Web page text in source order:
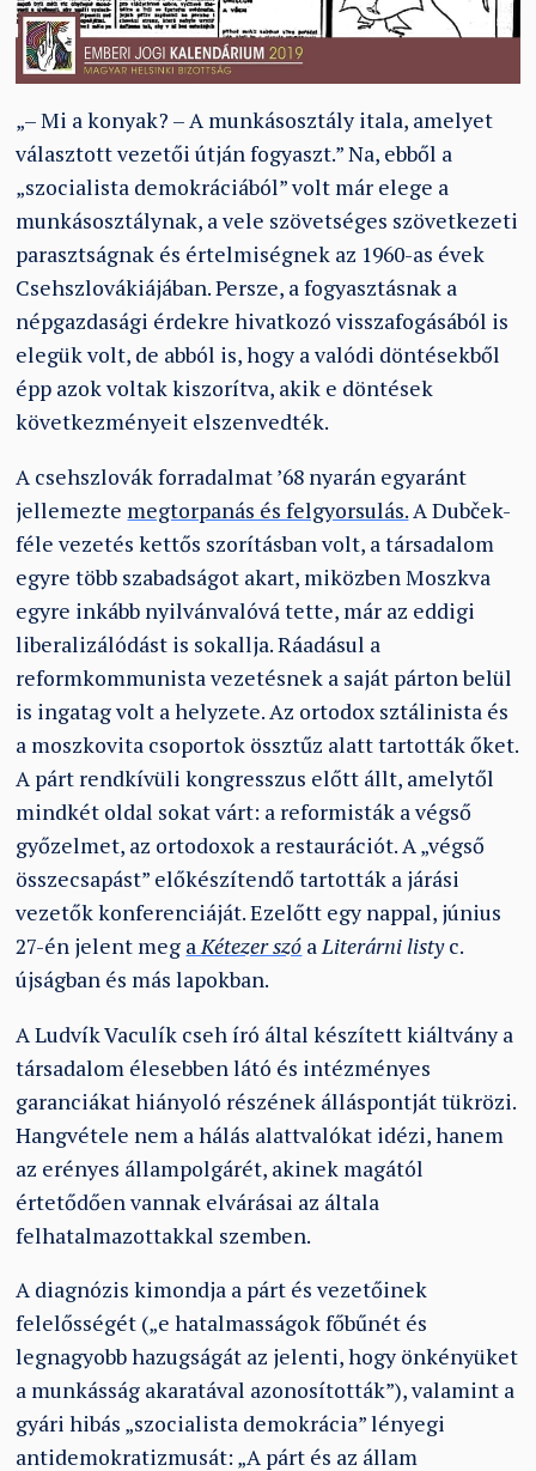
„– Mi a konyak? – A munkásosztály itala, amelyet
választott vezetői útján fogyaszt.” Na, ebből a
„szocialista demokráciából” volt már elege a
munkásosztálynak, a vele szövetséges szövetkezeti
parasztságnak és értelmiségnek az 1960-as évek
Csehszlovákiájában. Persze, a fogyasztásnak a
népgazdasági érdekre hivatkozó visszafogásából is
elegük volt, de abból is, hogy a valódi döntésekből
épp azok voltak kiszorítva, akik e döntések
következményeit elszenvedték.
A csehszlovák forradalmat ’68 nyarán egyaránt
jellemezte megtorpanás és felgyorsulás.A Dubček-
féle vezetés kettős szorításban volt, a társadalom
egyre több szabadságot akart, miközben Moszkva
egyre inkább nyilvánvalóvá tette, már az eddigi
liberalizálódást is sokallja. Ráadásul a
reformkommunista vezetésnek a saját párton belül
is ingatag volt a helyzete. Az ortodox sztálinista és
a moszkovita csoportok össztűz alatt tartották őket.
A párt rendkívüli kongresszus előtt állt, amelytől
mindkét oldal sokat várt: a reformisták a végső
győzelmet, az ortodoxok a restaurációt. A „végső
összecsapást” előkészítendő tartották a járási
vezetők konferenciáját. Ezelőtt egy nappal, június
27-én jelent meg aKétezer szó aLiterárni listyc.
újságban és más lapokban.
A Ludvík Vaculík cseh író által készített kiáltvány a
társadalom élesebben látó és intézményes
garanciákat hiányoló részének álláspontját tükrözi.
Hangvétele nem a hálás alattvalókat idézi, hanem
az erényes állampolgárét, akinek magától
értetődően vannak elvárásai az általa
felhatalmazottakkal szemben.
A diagnózis kimondja a párt és vezetőinek
felelősségét („e hatalmasságok főbűnét és
legnagyobb hazugságát az jelenti, hogy önkényüket
a munkásság akaratával azonosították”), valamint a
gyári hibás „szocialista demokrácia” lényegi
antidemokratizmusát: „A párt és az állam